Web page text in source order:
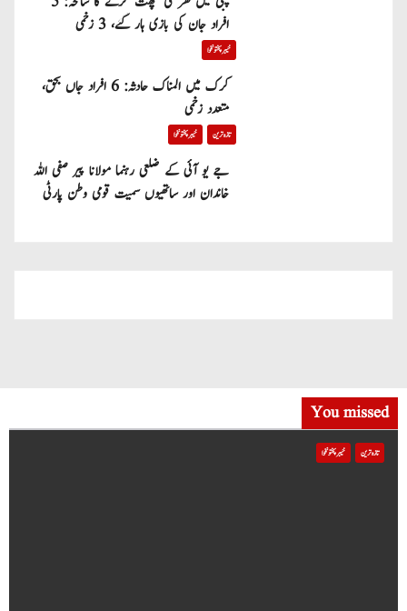
افراد جان کی بازی ہار گئے، 3 زخمی
خیبر پختونخوا
کرک میں المناک حادثہ: 6 افراد جاں بحق،
متعدد زخمی
تازہ ترین خیبر پختونخوا
جے یو آئی کے ضلعی رہنما مولانا پیر صفی اللہ
خاندان اور ساتھیوں سمیت قومی وطن پارٹی
You missed
تازہ ترین خیبر پختونخوا